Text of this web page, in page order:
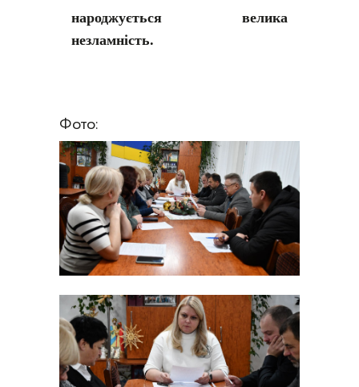
народжується велика
незламність.
Фото: